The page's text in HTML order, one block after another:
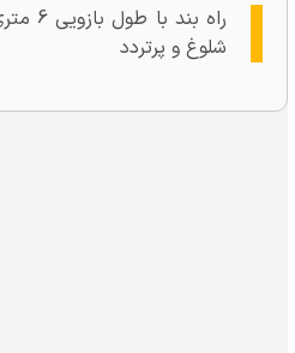
شلوغ و پرتردد